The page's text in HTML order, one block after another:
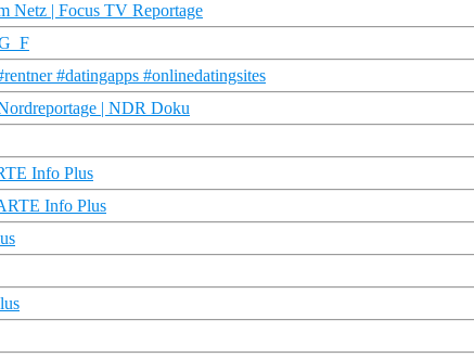
Netz | Focus TV Reportage
#datingapps #onlinedatingsites
| NDR Doku
Info Plus
Info Plus